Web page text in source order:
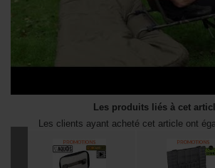
Les produits liés à cet
Les clients ayant acheté cet article ont